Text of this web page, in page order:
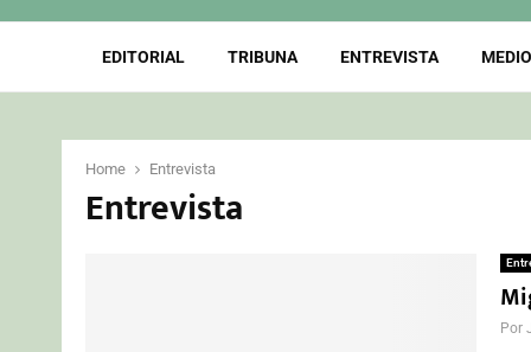
EDITORIAL TRIBUNA ENTREVISTA
Home Entrevista
Entrevista
Por